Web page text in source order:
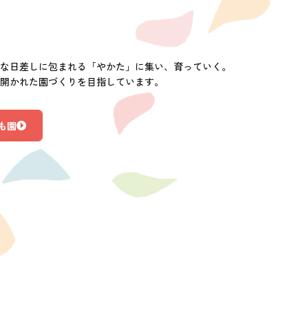
日差しに包まれる「やかた」に集い、育っていく。
かれた園づくりを目指しています。
園